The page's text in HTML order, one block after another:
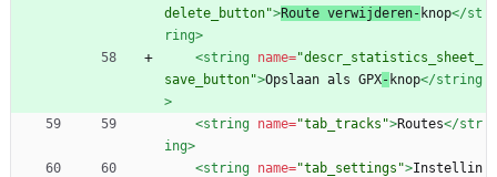
delete_button">Route verwijderen- knop</st
ring>
<string
name="descr_statistics_sheet_
save_button">Opslaan als GPX- knop</string
>
<string name="tab_tracks">Routes</str
ing>
<string name="tab_settings">Instellin